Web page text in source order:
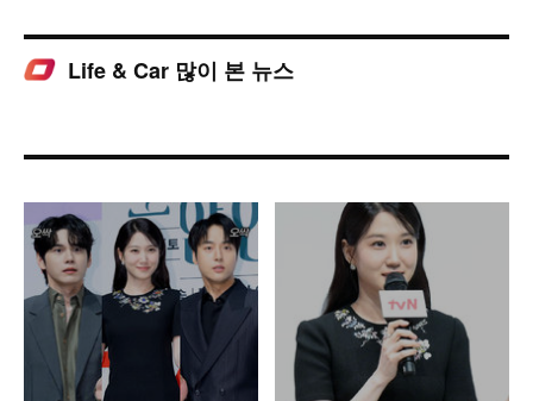
Life & Car 많이 본 뉴스